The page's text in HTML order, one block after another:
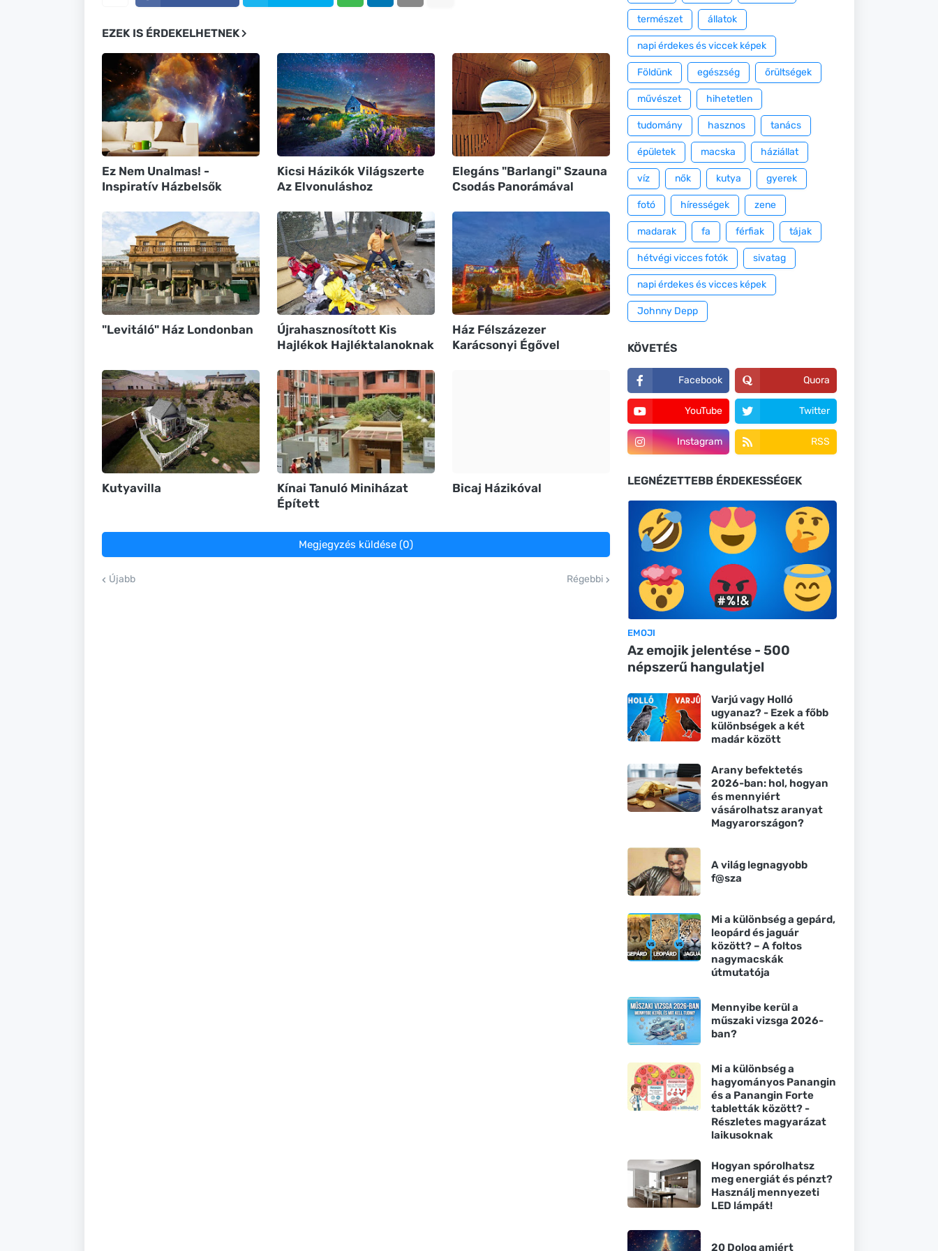
EZEK IS ÉRDEKELHETNEK
Ez Nem Unalmas! -
Inspiratív Házbelsők
Kicsi Házikók Világszerte
Az Elvonuláshoz
Elegáns "Barlangi" Szauna
Csodás Panorámával
"Levitáló" Ház Londonban
Újrahasznosított Kis
Hajlékok Hajléktalanoknak
Ház Félszázezer
Karácsonyi Égővel
Kutyavilla
Kínai Tanuló Miniházat
Épített
Bicaj Házikóval
Megjegyzés küldése (0)
Újabb Régebbi
természet állatok
napi érdekes és viccek képek
Földünk egészség őrültségek
művészet hihetetlen
tudomány hasznos tanács
épületek macska háziállat
víz nők kutya gyerek
fotó hírességek zene
madarak fa férfiak tájak
hétvégi vicces fotók sivatag
napi érdekes és vicces képek
Johnny Depp
KÖVETÉS
Facebook Quora
YouTube Twitter
Instagram RSS
LEGNÉZETTEBB ÉRDEKESSÉGEK
EMOJI
Az emojik jelentése - 500
népszerű hangulatjel
Varjú vagy Holló
ugyanaz? - Ezek a főbb
különbségek a két
madár között
Arany befektetés
2026-ban: hol, hogyan
és mennyiért
vásárolhatsz aranyat
Magyarországon?
A világ legnagyobb
f@sza
Mi a különbség a gepárd,
leopárd és jaguár
között? – A foltos
nagymacskák
útmutatója
Mennyibe kerül a
műszaki vizsga 2026-
ban?
Mi a különbség a
hagyományos Panangin
és a Panangin Forte
tabletták között? -
Részletes magyarázat
laikusoknak
Hogyan spórolhatsz
meg energiát és pénzt?
Használj mennyezeti
LED lámpát!
20 Dolog amiért